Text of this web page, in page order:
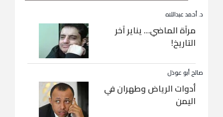
د. أحمد عبداللاه
مرآة الماضي… يناير آخر
التاريخ!
صالح أبو عوذل
أدوات الرياض وطهران في
اليمن